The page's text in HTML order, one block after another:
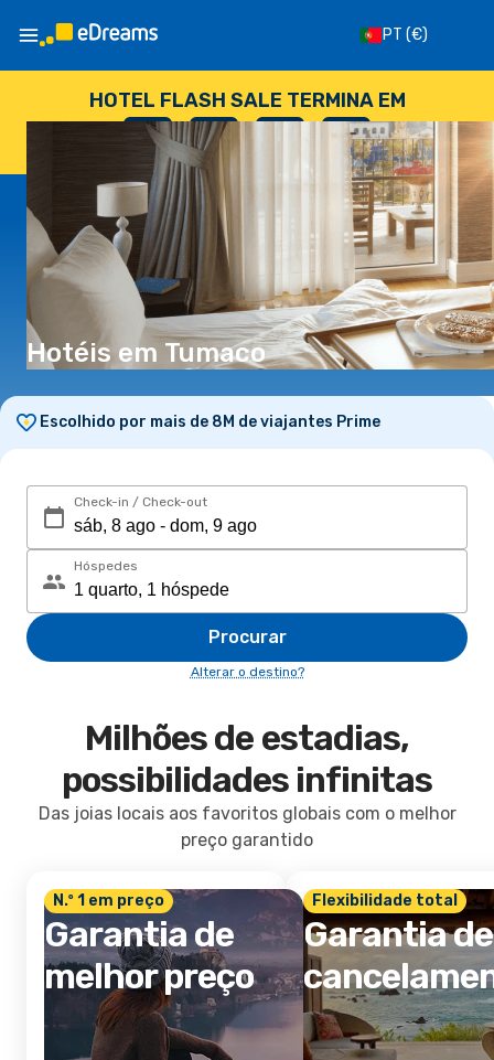
PT (€)
HOTEL FLASH SALE TERMINA EM
--
DIAS
: --
HORAS
: --
SEGUNDOS
Hotéis em Tumaco
Escolhido por mais de 8M de viajantes Prime
Check-in / Check-out
Hóspedes
Procurar
Alterar o destino?
Milhões de estadias,
possibilidades infinitas
Das joias locais aos favoritos globais com o melhor
preço garantido
N.º 1 em preço
Garantia de
melhor preço
Flexibilidade total
Garantia de